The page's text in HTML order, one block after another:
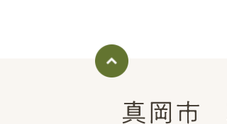
真
岡